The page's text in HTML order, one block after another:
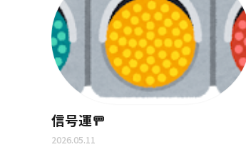
信号運🚥
2026.05.11